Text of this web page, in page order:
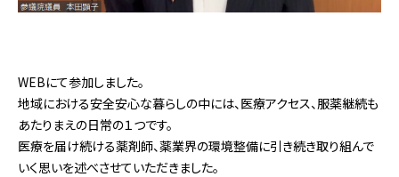
WEBにて参加しました。
地域における安全安心な暮らしの中には、医療アクセス、服薬継続も
あたりまえの日常の１つです。
医療を届け続ける薬剤師、薬業界の環境整備に引き続き取り組んで
いく思いを述べさせていただきました。